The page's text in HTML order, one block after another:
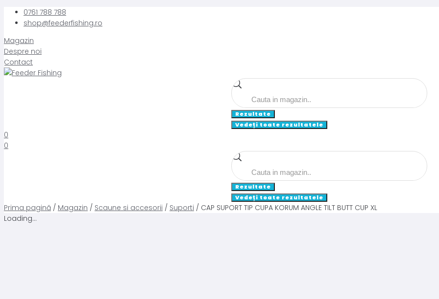
Skip
0761 788 788
shop@feederfishing.ro
Magazin
Despre noi
Contact
Search
...
Rezultate
Vedeți toate rezultatele
0
0
Search
...
Rezultate
Vedeți toate rezultatele
Prima pagină / Magazin / Scaune si accesorii / Suporti / CAP SUPORT TIP CUPA KORUM ANGLE TILT BUTT CUP XL
Loading...